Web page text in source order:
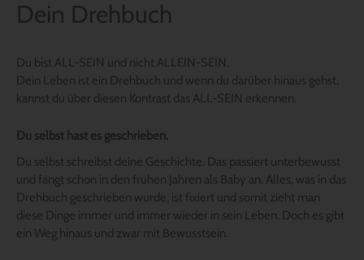
Dein Drehbuch
Du bist ALL-SEIN und nicht ALLEIN-SEIN.
Dein Leben ist ein Drehbuch und wenn du darüber hinaus gehst,
kannst du über diesen Kontrast das ALL-SEIN erkennen.
Du selbst hast es geschrieben.
Du selbst schreibst deine Geschichte. Das passiert unterbewusst
und fängt schon in den frühen Jahren als Baby an. Alles, was in das
Drehbuch geschrieben wurde, ist fixiert und somit zieht man
diese Dinge immer und immer wieder in sein Leben. Doch es gibt
ein Weg hinaus und zwar mit Bewusstsein.